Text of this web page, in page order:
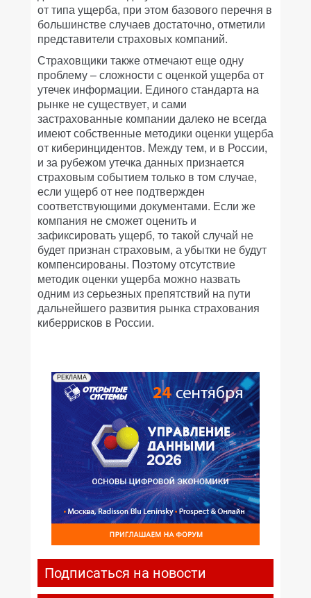
от типа ущерба, при этом базового перечня в
большинстве случаев достаточно, отметили
представители страховых компаний.
Страховщики также отмечают еще одну
проблему – сложности с оценкой ущерба от
утечек информации. Единого стандарта на
рынке не существует, и сами
застрахованные компании далеко не всегда
имеют собственные методики оценки ущерба
от киберинцидентов. Между тем, и в России,
и за рубежом утечка данных признается
страховым событием только в том случае,
если ущерб от нее подтвержден
соответствующими документами. Если же
компания не сможет оценить и
зафиксировать ущерб, то такой случай не
будет признан страховым, а убытки не будут
компенсированы. Поэтому отсутствие
методик оценки ущерба можно назвать
одним из серьезных препятствий на пути
дальнейшего развития рынка страхования
киберрисков в России.
РЕКЛАМА
Подписаться на новости